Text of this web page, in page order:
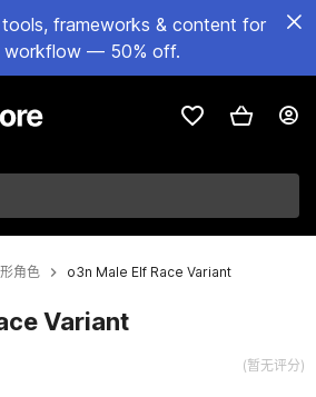
frameworks & content for
workflow — 50% off.
角色 o3n Male Elf Race Variant
Variant
(暂无评分)